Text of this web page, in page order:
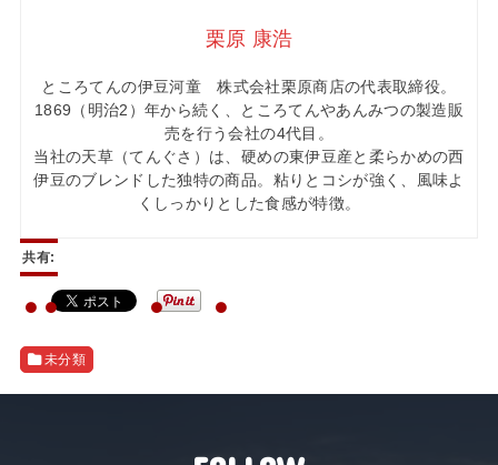
栗原 康浩
ところてんの伊豆河童 株式会社栗原商店の代表取締役。
1869（明治2）年から続く、ところてんやあんみつの製造販
売を行う会社の4代目。
当社の天草（てんぐさ）は、硬めの東伊豆産と柔らかめの西
伊豆のブレンドした独特の商品。粘りとコシが強く、風味よ
くしっかりとした食感が特徴。
共有:
未分類